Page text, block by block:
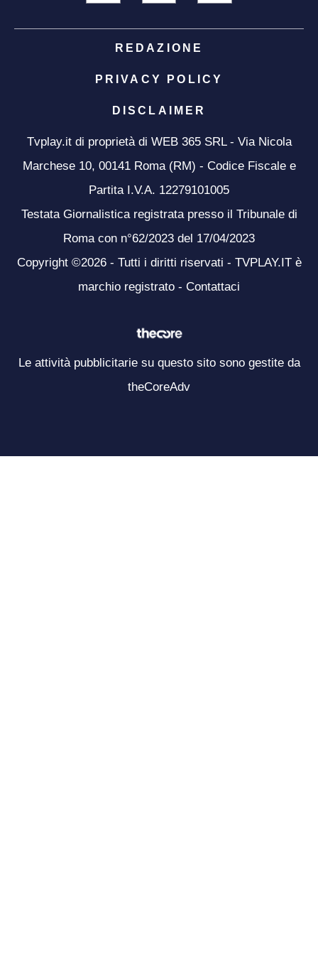
REDAZIONE
PRIVACY POLICY
DISCLAIMER
Tvplay.it di proprietà di WEB 365 SRL - Via Nicola
Marchese 10, 00141 Roma (RM) - Codice Fiscale e
Partita I.V.A. 12279101005
Testata Giornalistica registrata presso il Tribunale di
Roma con n°62/2023 del 17/04/2023
Copyright ©2026 - Tutti i diritti riservati - TVPLAY.IT è
marchio registrato - Contattaci
Le attività pubblicitarie su questo sito sono gestite da
theCoreAdv